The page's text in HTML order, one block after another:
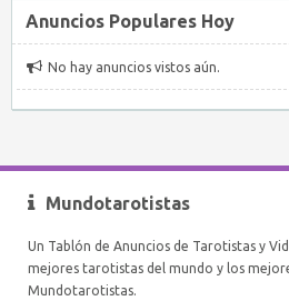
Anuncios Populares Hoy
No hay anuncios vistos aún.
Mundotarotistas
Un Tablón de Anuncios de Tarotistas y
mejores tarotistas del mundo y los
Mundotarotistas.